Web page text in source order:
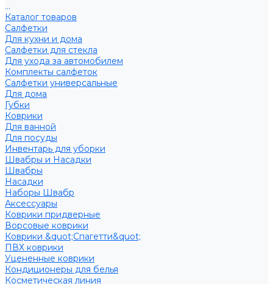
...
Каталог товаров
Салфетки
Для кухни и дома
Салфетки для стекла
Для ухода за автомобилем
Комплекты салфеток
Салфетки универсальные
Для дома
Губки
Коврики
Для ванной
Для посуды
Инвентарь для уборки
Швабры и Насадки
Швабры
Насадки
Наборы Швабр
Аксессуары
Коврики придверные
Ворсовые коврики
Коврики &quot;Спагетти&quot;
ПВХ коврики
Уцененные коврики
Кондиционеры для белья
Косметическая линия